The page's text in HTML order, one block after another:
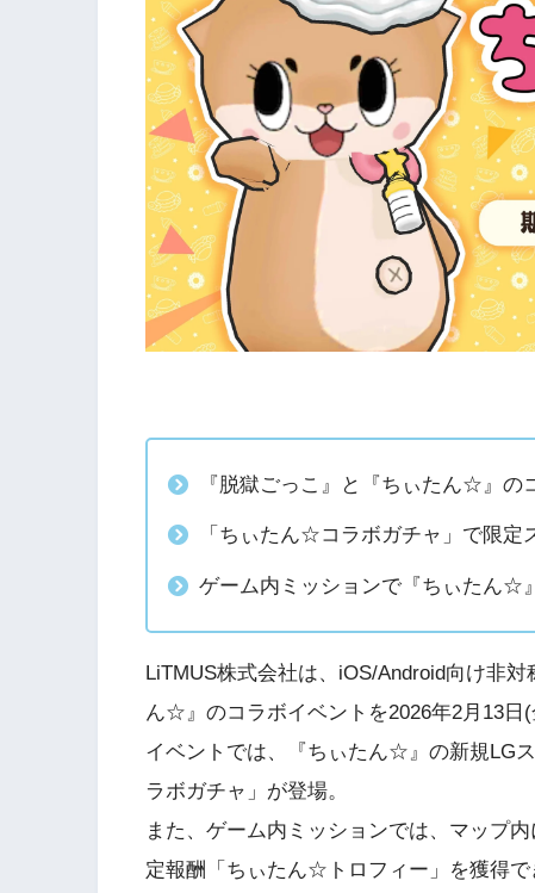
『脱獄ごっこ』と『ちぃたん☆』の
「ちぃたん☆コラボガチャ」で限定
ゲーム内ミッションで『ちぃたん☆
LiTMUS株式会社は、iOS/Android向け非
ん☆』のコラボイベントを2026年2月13日(
イベントでは、『ちぃたん☆』の新規LG
ラボガチャ」が登場。
また、ゲーム内ミッションでは、マップ
定報酬「ちぃたん☆トロフィー」を獲得で